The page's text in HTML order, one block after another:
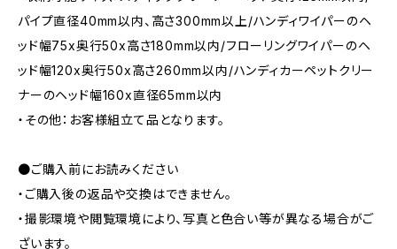
パイプ直径40mm以内、高さ300mm以上/ハンディワイパーのヘ
ッド幅75x奥行50x高さ180mm以内/フローリングワイパーのヘ
ッド幅120x奥行50x高さ260mm以内/ハンディカーペットクリー
ナーのヘッド幅160x直径65mm以内
・その他：お客様組立て品となります。
●ご購入前にお読みください
・ご購入後の返品や交換はできません。
・撮影環境や閲覧環境により、写真と色合い等が異なる場合がご
ざいます。